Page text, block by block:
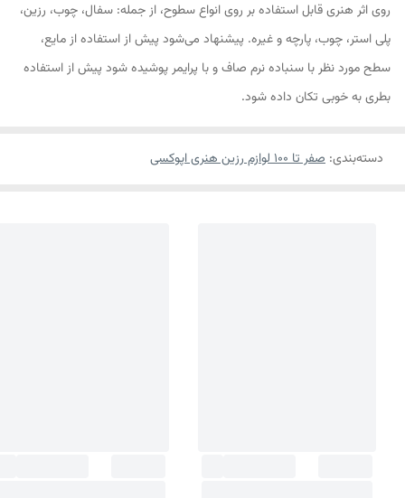
روی اثر هنری قابل استفاده بر روی انواع سطوح، از جمله: سفال، چوب، رزین،
پلی استر، چوب، پارچه و غیره. پیشنهاد می‌شود پیش از استفاده از مایع،
سطح مورد نظر با سنباده نرم صاف و با پرایمر پوشیده شود پیش از استفاده
بطری به خوبی تکان داده شود.
دسته‌بندی: صفر تا ۱۰۰ لوازم رزین هنری اپوکسی